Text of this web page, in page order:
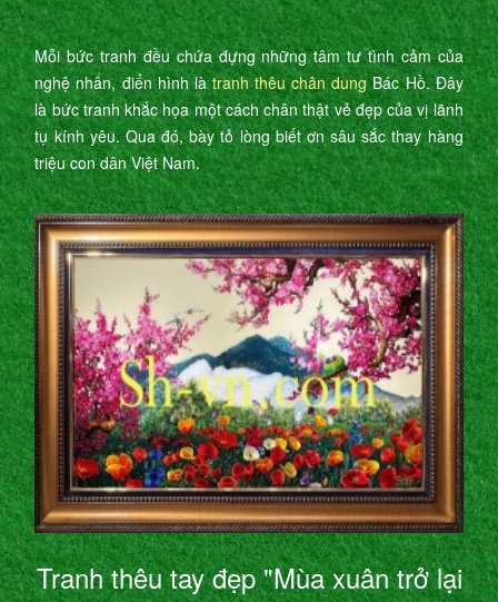
Mỗi bức tranh đều chứa đựng những tâm tư tình cảm của
nghệ nhân, điển hình làtranh thêu chân dungBác Hồ. Đây
là bức tranh khắc họa một cách chân thật vẻ đẹp của vị lãnh
tụ kính yêu. Qua đó, bày tỏ lòng biết ơn sâu sắc thay hàng
triệu con dân Việt Nam.
Tranh thêu tay đẹp "Mùa xuân trở lại